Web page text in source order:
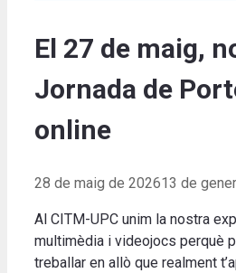
El 27 de maig,
Jornada de
online
28 de maig de 202613 de
Al CITM-UPC unim la nostra
multimèdia i videojocs perquè
treballar en allò que realment